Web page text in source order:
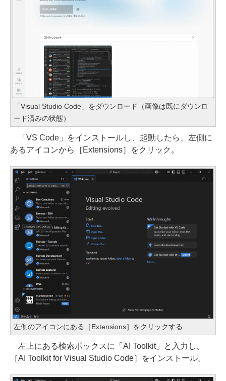
「Visual Studio Code」をダウンロード（画像は既にダウンロ
ード済みの状態）
「VS Code」をインストールし、起動したら、左側に
あるアイコンから［Extensions］をクリック。
左側のアイコンにある［Extensions］をクリックする
左上にある検索ボックスに「AI Toolkit」と入力し、
［AI Toolkit for Visual Studio Code］をインストール。